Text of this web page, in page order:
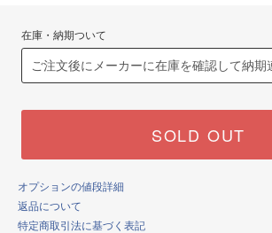
在庫・納期ついて
SOLD OUT
オプションの値段詳細
返品について
特定商取引法に基づく表記